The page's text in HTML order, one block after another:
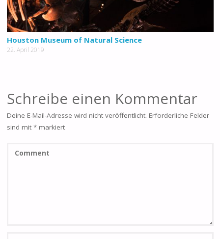
Houston Museum of Natural Science
22. April 2019
Schreibe einen Kommentar
Deine E-Mail-Adresse wird nicht veröffentlicht. Erforderliche Felder
sind mit *markiert